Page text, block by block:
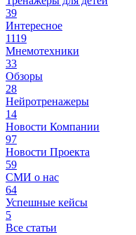
39
Интересное
1119
Мнемотехники
33
Обзоры
28
Нейротренажеры
14
Новости Компании
97
Новости Проекта
59
СМИ о нас
64
Успешные кейсы
5
Все статьи